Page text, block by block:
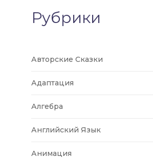
Рубрики
Авторские Сказки
Адаптация
Алгебра
Английский Язык
Анимация